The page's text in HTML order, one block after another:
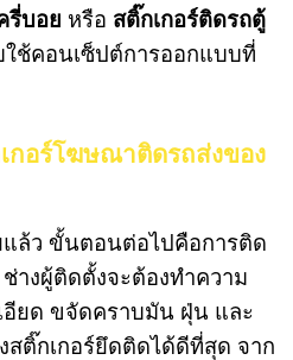
รี่บอย หรือ สติ๊กเกอร์ติดรถตู้
ใช้คอนเซ็ปต์การออกแบบที่
กอร์โฆษณาติดรถส่งของ
แล้ว ขั้นตอนต่อไปคือการติด
างผู้ติดตั้งจะต้องทำความ
อียด ขจัดคราบมัน ฝุ่น และ
สติ๊กเกอร์ยึดติดได้ดีที่สุด จาก